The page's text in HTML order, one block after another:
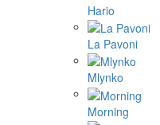
Hario
La Pavoni
Mlynko
Morning